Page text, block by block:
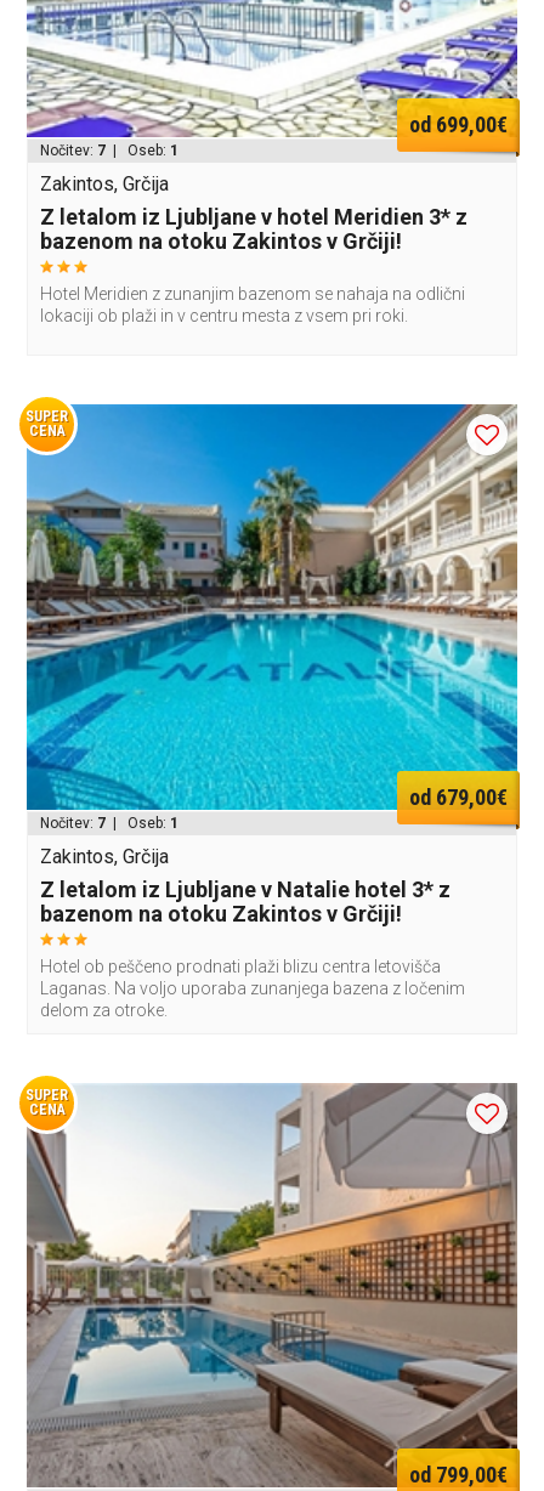
od 699,00€
Nočitev: 7 | Oseb: 1
Zakintos, Grčija
Z letalom iz Ljubljane v hotel Meridien 3* z
bazenom na otoku Zakintos v Grčiji!
Hotel Meridien z zunanjim bazenom se nahaja na odlični
lokaciji ob plaži in v centru mesta z vsem pri roki.
SUPER
CENA
od 679,00€
Nočitev: 7 | Oseb: 1
Zakintos, Grčija
Z letalom iz Ljubljane v Natalie hotel 3* z
bazenom na otoku Zakintos v Grčiji!
Hotel ob peščeno prodnati plaži blizu centra letovišča
Laganas. Na voljo uporaba zunanjega bazena z ločenim
delom za otroke.
SUPER
CENA
od 799,00€